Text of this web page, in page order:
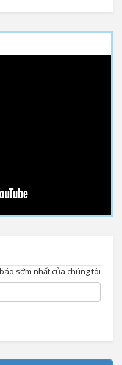
sớm nhất của chúng tôi